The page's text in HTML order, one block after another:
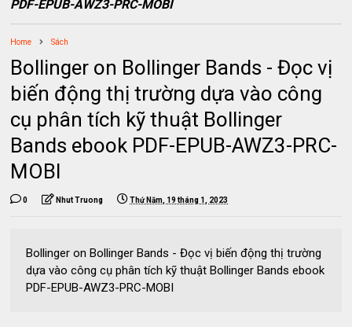
PDF-EPUB-AWZ3-PRC-MOBI
Home Sách
Bollinger on Bollinger Bands - Đọc vị
biến động thị trường dựa vào công
cụ phân tích kỹ thuật Bollinger
Bands ebook PDF-EPUB-AWZ3-PRC-
MOBI
0 Nhut Truong Thứ Năm, 19 tháng 1, 2023
Bollinger on Bollinger Bands - Đọc vị biến động thị trường
dựa vào công cụ phân tích kỹ thuật Bollinger Bands ebook
PDF-EPUB-AWZ3-PRC-MOBI